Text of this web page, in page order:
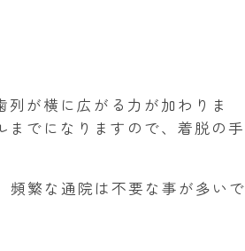
が横に広がる力が加わりま
でになりますので、着脱の手
頻繁な通院は不要な事が多いで